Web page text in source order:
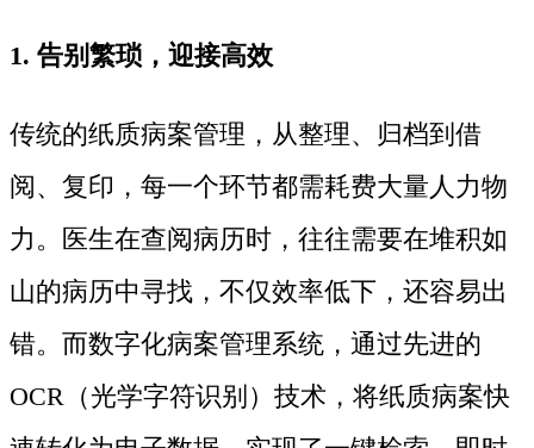
1. 告别繁琐，迎接高效
传统的纸质病案管理，从整理、归档到借
阅、复印，每一个环节都需耗费大量人力物
力。医生在查阅病历时，往往需要在堆积如
山的病历中寻找，不仅效率低下，还容易出
错。而数字化病案管理系统，通过先进的
OCR（光学字符识别）技术，将纸质病案快